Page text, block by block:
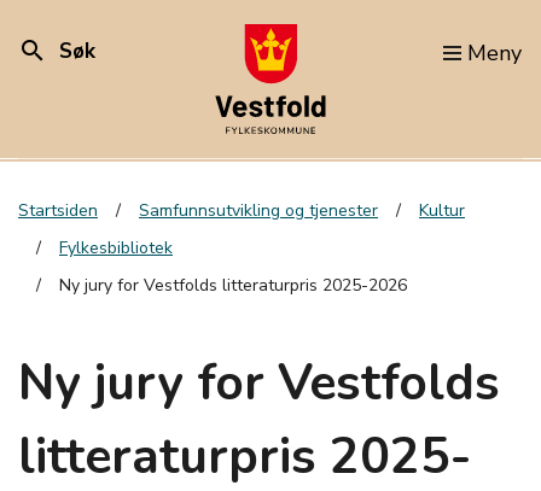
search Søk Meny
Startsiden Samfunnsutvikling og tjenester
Kultur
Fylkesbibliotek
Ny jury for Vestfolds litteraturpris 2025-2026
Ny jury for Vestfolds
litteraturpris 2025-